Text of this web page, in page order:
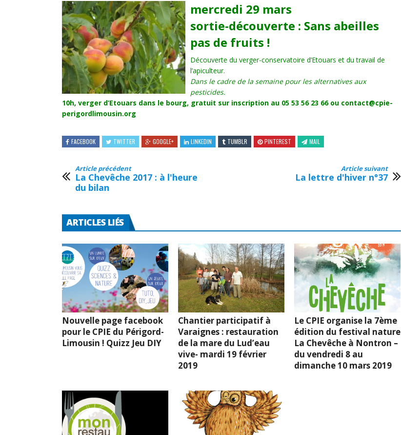
mercredi 29 mars
sortie-découverte : Sans abeilles
pas de fruits !
Découverte du verger-conservatoire d’Etouars et du travail de
l’apiculteur.
Dans le cadre de la semaine pour les alternatives aux
pesticides.
10h, verger d’Etouars dans le bourg, gratuit sur inscription au 05 53 56 23 66 ou contact@cpie-
perigordlimousin.org
FACEBOOK TWITTER GOOGLE+ LINKEDIN TUMBLR PINTEREST MAIL
Article précédent
La Chevêche 2017 : à l'heure
du bilan
Article suivant
La lettre d'hiver n°37
ARTICLES LIÉS
Nouvelle page facebook
pour le CPIE du Périgord-
Limousin ! Quizz Jeu DIY
Chantier participatif à
Varaignes : restauration
de la mare du Lud’eau
vive- mardi 19 février
2019
Le CPIE organise la 7ème
édition du festival nature
La Chevêche à Nontron –
du vendredi 8 au
dimanche 10 mars 2019